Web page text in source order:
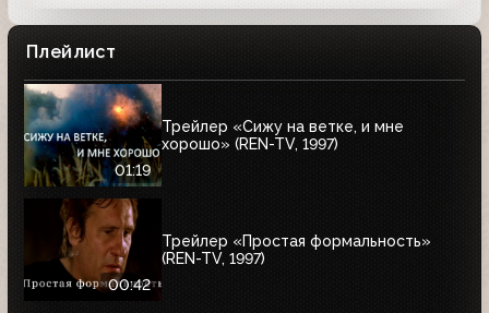
Плейлист
01:19
Трейлер «Сижу на ветке, и мне
хорошо» (REN-TV, 1997)
00:42
Трейлер «Простая формальность»
(REN-TV, 1997)